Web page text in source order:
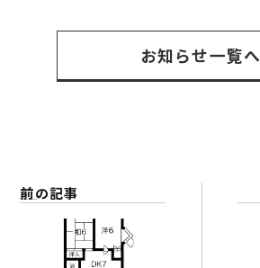
お知らせ一覧へ
前の記事